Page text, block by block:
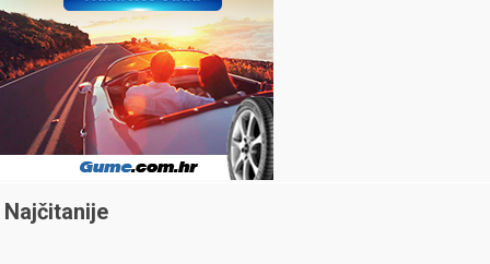
Najčitanije